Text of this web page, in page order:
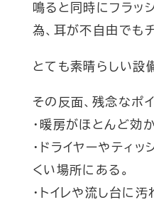
鳴ると同時にフラッ
為、耳が不自由でも
とても素晴らしい設
その反面、残念なポ
・暖房がほとんど効
・ドライヤーやティ
くい場所にある。
・トイレや流し台に汚